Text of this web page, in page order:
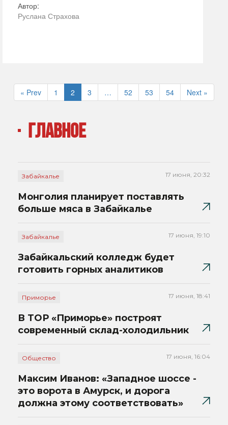
Автор:
Руслана Страхова
« Prev 1 2 3 … 52 53 54 Next »
ГЛАВНОЕ
Забайкалье 17 июня, 20:32
Монголия планирует поставлять
больше мяса в Забайкалье
Забайкалье 17 июня, 19:10
Забайкальский колледж будет
готовить горных аналитиков
Приморье 17 июня, 18:41
В ТОР «Приморье» построят
современный склад-холодильник
Общество 17 июня, 16:04
Максим Иванов: «Западное шоссе -
это ворота в Амурск, и дорога
должна этому соответствовать»